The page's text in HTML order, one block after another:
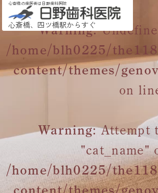
心斎橋の歯医者は日野歯科医院
心斎橋、四ツ橋駅からすぐ
Warning:
/home/blh0225/
content/themes/
on
Warning: Attempt
"cat_name"
/home/blh0225/
content/themes/